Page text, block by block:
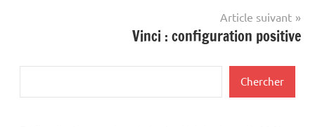
Article suivant
Vinci : configuration positive
Chercher